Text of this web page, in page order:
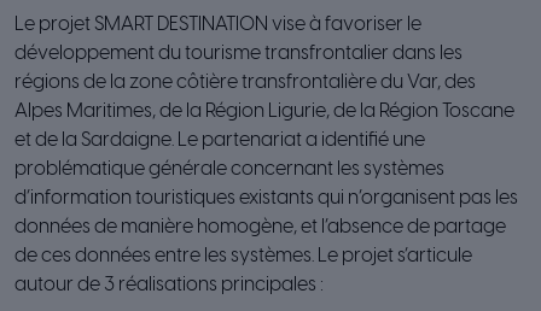
Le projet SMART DESTINATION vise à favoriser le
développement du tourisme transfrontalier dans les
régions de la zone côtière transfrontalière du Var, des
Alpes Maritimes, de la Région Ligurie, de la Région Toscane
et de la Sardaigne. Le partenariat a identifié une
problématique générale concernant les systèmes
d’information touristiques existants qui n’organisent pas les
données de manière homogène, et l’absence de partage
de ces données entre les systèmes. Le projet s’articule
autour de 3 réalisations principales :